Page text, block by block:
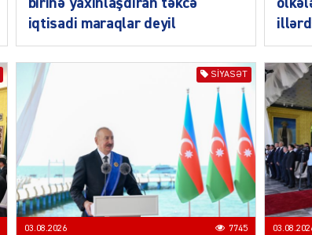
birinə yaxınlaşdıran təkcə
iqtisadi maraqlar deyil
SIYASƏT
03.08.2026 7745